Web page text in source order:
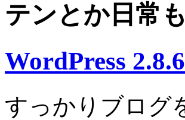
テンとか日常
WordPress
すっかりブログ